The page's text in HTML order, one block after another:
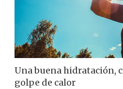
Una buena hidratación,
golpe de calor